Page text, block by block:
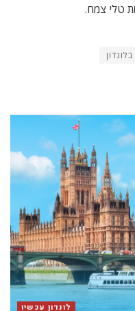
טלי צמח.
לונדון עכשיו